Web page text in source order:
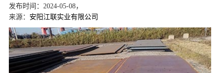
发布时间：2024-05-08，
来源： 安阳江联实业有限公司